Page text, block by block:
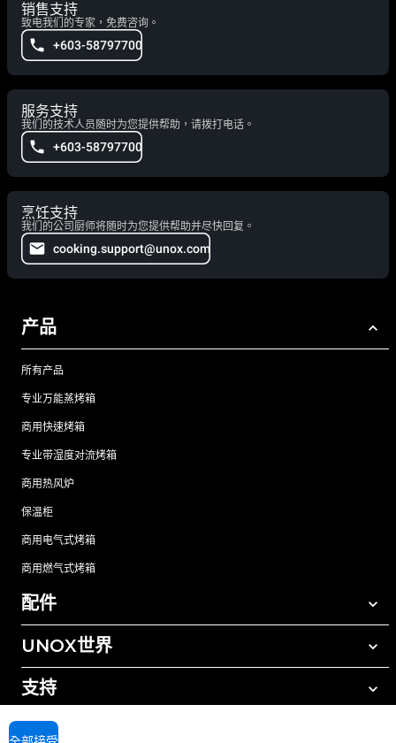
销售支持
致电我们的专家，免费咨询。
+603-58797700
服务支持
我们的技术人员随时为您提供帮助，请拨打电话。
+603-58797700
烹饪支持
我们的公司厨师将随时为您提供帮助并尽快回复。
cooking.support@unox.com
产品
所有产品
专业万能蒸烤箱
商用快速烤箱
专业带湿度对流烤箱
商用热风炉
保温柜
商用电气式烤箱
商用燃气式烤箱
配件
所有配件
手动清洗清洁剂
树脂过滤水处理
UNOX世界
我们在全球的办事处
支持
UNOX质保